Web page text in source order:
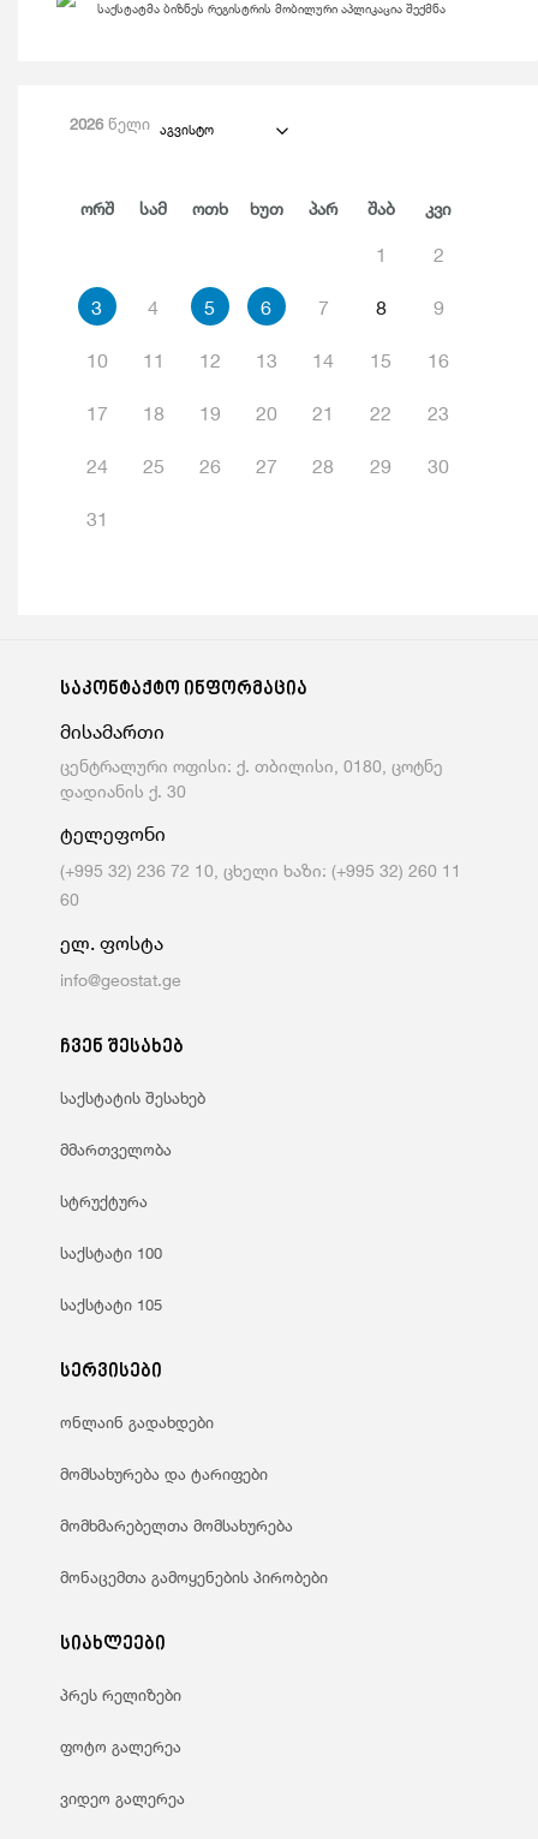
საქსტატმა ბიზნეს რეგისტრის მობილური აპლიკაცია შექმნა
2026წელი აგვისტო
Ორშ Სამ Ოთხ Ხუთ Პარ Შაბ Კვი
1 2
3 4 5 6 7 8 9
10 11 12 13 14 15 16
17 18 19 20 21 22 23
24 25 26 27 28 29 30
31
საკონტაქტო ინფორმაცია
მისამართი
ცენტრალური ოფისი: ქ. თბილისი, 0180, ცოტნე
დადიანის ქ. 30
ტელეფონი
(+995 32) 236 72 10, ცხელი ხაზი: (+995 32) 260 11
60
ელ. ფოსტა
info@geostat.ge
ჩვენ შესახებ
საქსტატის შესახებ
მმართველობა
სტრუქტურა
საქსტატი 100
საქსტატი 105
სერვისები
ონლაინ გადახდები
მომსახურება და ტარიფები
მომხმარებელთა მომსახურება
მონაცემთა გამოყენების პირობები
სიახლეები
პრეს რელიზები
ფოტო გალერეა
ვიდეო გალერეა